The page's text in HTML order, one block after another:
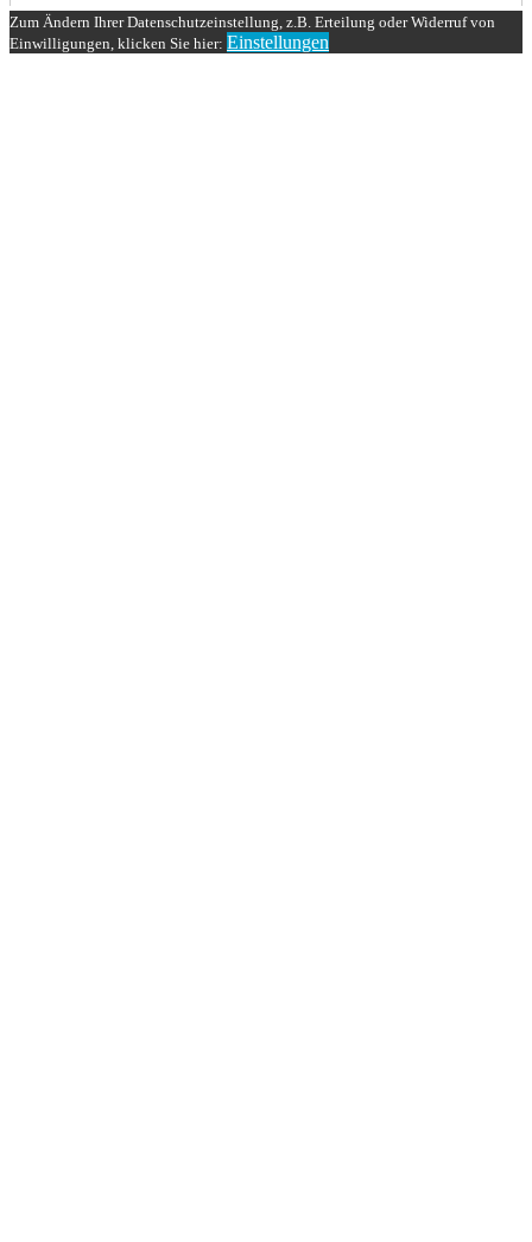
Zum Ändern Ihrer Datenschutzeinstellung, z.B. Erteilung oder Widerruf von
Einwilligungen, klicken Sie hier: Einstellungen